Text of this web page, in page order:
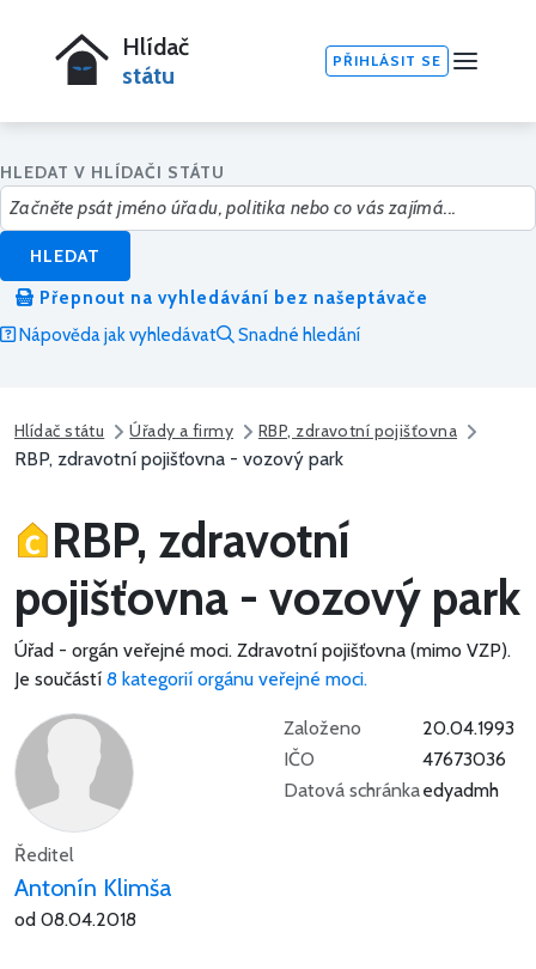
Hlídač
státu
PŘIHLÁSIT SE
HLEDAT V HLÍDAČI STÁTU
HLEDAT
Přepnout na vyhledávání bez našeptávače
Nápověda jak vyhledávat
Snadné hledání
Hlídač státu Úřady a firmy RBP, zdravotní pojišťovna
RBP, zdravotní pojišťovna - vozový park
RBP, zdravotní
pojišťovna - vozový park
Úřad - orgán veřejné moci. Zdravotní pojišťovna (mimo VZP).
Je součástí 8 kategorií orgánu veřejné moci.
Ředitel
Antonín Klimša
od 08.04.2018
Založeno
20.04.1993
IČO
47673036
Datová schránkaedyadmh